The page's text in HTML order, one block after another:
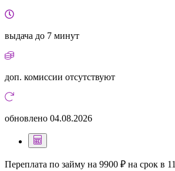
выдача до 7 минут
доп. комиссии отсутствуют
обновлено 04.08.2026
Переплата по займу на 9900 ₽ на срок в